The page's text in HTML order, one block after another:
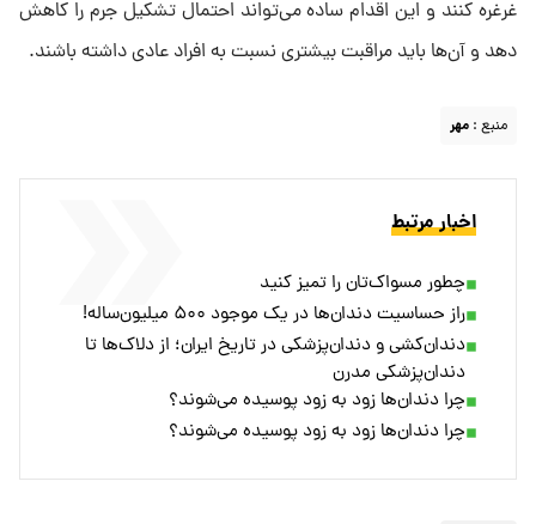
غرغره کنند و این اقدام ساده می‌تواند احتمال تشکیل جرم را کاهش
دهد و آن‌ها باید مراقبت بیشتری نسبت به افراد عادی داشته باشند.
منبع : مهر
اخبار مرتبط
چطور مسواک‌تان را تمیز کنید
راز حساسیت دندان‌ها در یک موجود ۵۰۰ میلیون‌ساله!
دندان‌کشی و دندان‌پزشکی در تاریخ ایران؛ از دلاک‌ها تا
دندان‌پزشکی مدرن
چرا دندان‌ها زود به زود پوسیده می‌شوند؟
چرا دندان‌ها زود به زود پوسیده می‌شوند؟